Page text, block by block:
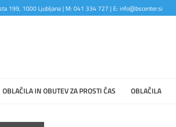
199, 1000 Ljubljana | M: 041 334 727 | E: info@bscenter.si
OBLAČILA IN OBUTEV ZA PROSTI ČAS OBLAČILA